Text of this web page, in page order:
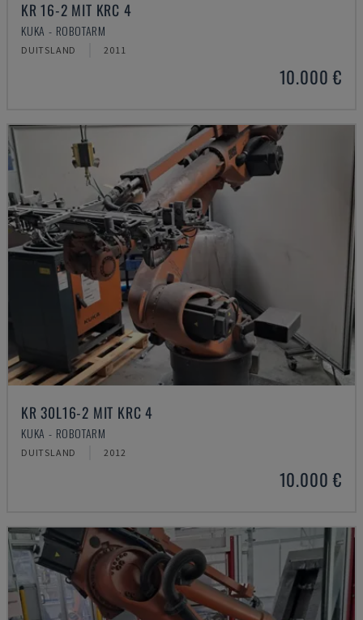
KR 16-2 MIT KRC 4
KUKA - ROBOTARM
DUITSLAND 2011
10.000 €
KR 30L16-2 MIT KRC 4
KUKA - ROBOTARM
DUITSLAND 2012
10.000 €